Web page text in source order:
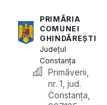
PRIMĂRIA
COMUNEI
GHINDĂREȘTI
Județul
Constanța
Primăverii,
nr. 1, jud.
Constanța,